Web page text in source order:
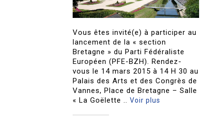
Vous êtes invité(e) à participer au
lancement de la « section
Bretagne » du Parti Fédéraliste
Européen (PFE-BZH). Rendez-
vous le 14 mars 2015 à 14 H 30 au
Palais des Arts et des Congrès de
Vannes, Place de Bretagne – Salle
« La Goëlette ..Voir plus